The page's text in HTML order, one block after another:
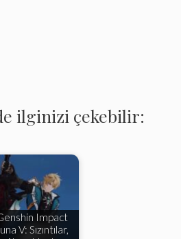
ilginizi çekebilir:
Impact
V: Sızıntılar,